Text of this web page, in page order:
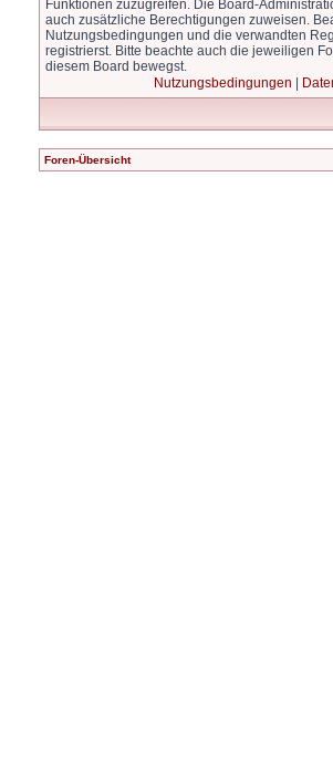
Funktionen zuzugreifen. Die Board-
auch zusätzliche Berechtigungen zuweisen.
Nutzungsbedingungen und die verwandten
registrierst. Bitte beachte auch die jeweiligen
diesem Board bewegst.
Nutzungsbedingungen
Foren-Übersicht